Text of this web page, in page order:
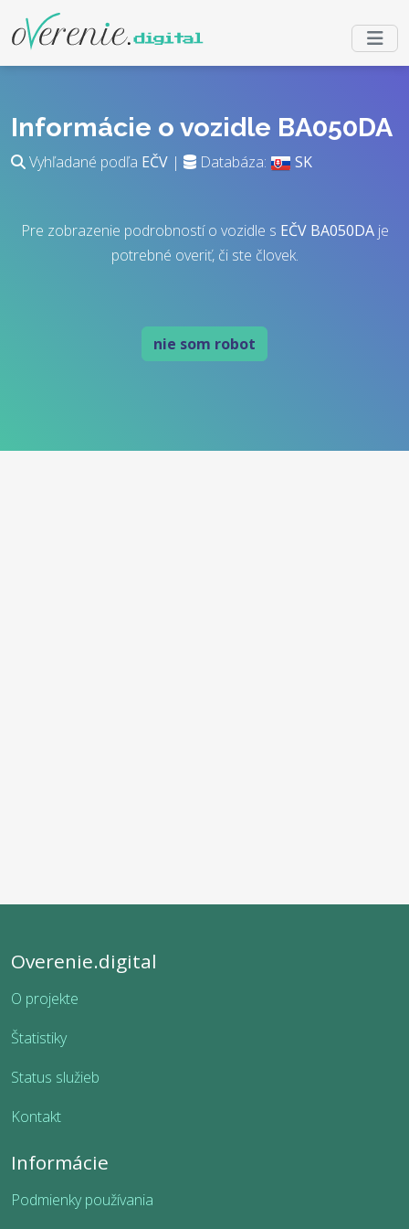
Informácie o vozidle BA050DA
Vyhľadané podľa EČV | Databáza: SK
Pre zobrazenie podrobností o vozidle s EČV BA050DAje
potrebné overiť, či ste človek.
nie som robot
Overenie.digital
O projekte
Štatistiky
Status služieb
Kontakt
Informácie
Podmienky používania